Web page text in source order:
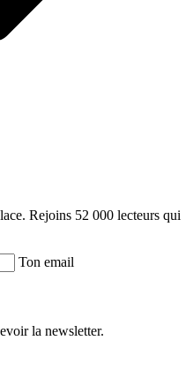
Rejoins 52 000 lecteurs qui
Ton email
la newsletter.